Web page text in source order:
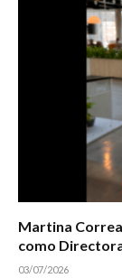
Martina
como
03/07/2026